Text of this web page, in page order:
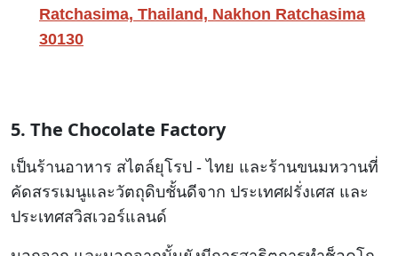
Ratchasima, Thailand, Nakhon Ratchasima
30130
5. The Chocolate Factory
เป็นร้านอาหาร สไตล์ยุโรป - ไทย และร้านขนมหวานที่
คัดสรรเมนูและวัตถุดิบชั้นดีจาก ประเทศฝรั่งเศส และ
ประเทศสวิสเวอร์แลนด์